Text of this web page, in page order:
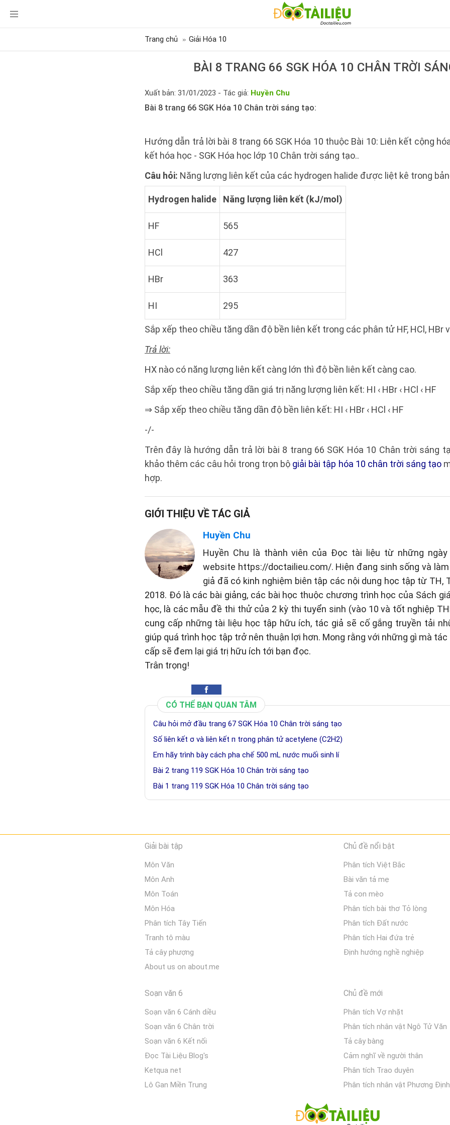
Trang chủ Giải Hóa 10
BÀI 8 TRANG 66 SGK HÓA 10 CHÂN TRỜI
Xuất bản: 31/01/2023 - Tác giả: Huyền Chu
Bài 8 trang 66 SGK Hóa 10 Chân trời sáng tạo:
Hướng dẫn trả lời bài 8 trang 66 SGK Hóa 10 thuộc Bài 10: Liên kết cộng
kết hóa học - SGK Hóa học lớp 10 Chân trời sáng tạo..
Câu hỏi: Năng lượng liên kết của các hydrogen halide được liệt kê trong
Hydrogen halide Năng lượng liên kết (kJ/mol)
HF 565
HCl 427
HBr 363
HI 295
Sắp xếp theo chiều tăng dần độ bền liên kết trong các phân tử HF, HCl, HBr
Trả lời:
HX nào có năng lượng liên kết càng lớn thì độ bền liên kết càng cao.
Sắp xếp theo chiều tăng dần giá trị năng lượng liên kết: HI ‹ HBr ‹ HCl ‹ HF
⇒ Sắp xếp theo chiều tăng dần độ bền liên kết: HI ‹ HBr ‹ HCl ‹ HF
-/-
Trên đây là hướng dẫn trả lời bài 8 trang 66 SGK Hóa 10 Chân trời sáng
khảo thêm các câu hỏi trong trọn bộ giải bài tập hóa 10 chân trời sáng tạo
hợp.
GIỚI THIỆU VỀ TÁC GIẢ
Huyền Chu
Huyền Chu là thành viên của Đọc tài liệu từ những
website https://doctailieu.com/. Hiện đang sinh sống và
giả đã có kinh nghiệm biên tập các nội dung học tập từ TH,
2018. Đó là các bài giảng, các bài học thuộc chương trình học của Sách
học, là các mẫu đề thi thử của 2 kỳ thi tuyển sinh (vào 10 và tốt nghiệp
cung cấp những tài liệu học tập hữu ích, tác giả sẽ cố gắng truyền tải
giúp quá trình học tập trở nên thuận lợi hơn. Mong rằng với những gì mà tác
cấp sẽ đem lại giá trị hữu ích tới bạn đọc.
Trân trọng!
CÓ THỂ BẠN QUAN TÂM
Câu hỏi mở đầu trang 67 SGK Hóa 10 Chân trời sáng tạo
Số liên kết σ và liên kết п trong phân tử acetylene (C2H2)
Em hãy trình bày cách pha chế 500 mL nước muối sinh lí
Bài 2 trang 119 SGK Hóa 10 Chân trời sáng tạo
Bài 1 trang 119 SGK Hóa 10 Chân trời sáng tạo
Giải bài tập
Môn Văn
Môn Anh
Môn Toán
Môn Hóa
Phân tích Tây Tiến
Tranh tô màu
Tả cây phượng
About us on about.me
Chủ đề nổi bật
Phân tích Việt Bắc
Bài văn tả mẹ
Tả con mèo
Phân tích bài thơ Tỏ lòng
Phân tích Đất nước
Phân tích Hai đứa trẻ
Định hướng nghề nghiệp
Soạn văn 6
Soạn văn 6 Cánh diều
Soạn văn 6 Chân trời
Soạn văn 6 Kết nối
Đọc Tài Liệu Blog's
Ketqua net
Lô Gan Miền Trung
Chủ đề mới
Phân tích Vợ nhặt
Phân tích nhân vật Ngô Tử Văn
Tả cây bàng
Cảm nghĩ về người thân
Phân tích Trao duyên
Phân tích nhân vật Phương Định